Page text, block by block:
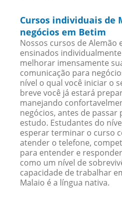
Cursos individuais de
negócios em Betim
Nossos cursos de Alemão
ensinados
melhorar imensamente
comunicação para
nível o qual você iniciar o
breve você já estará
manejando
negócios, antes de passar
estudo. Estudantes do
esperar terminar o curso
atender o telefone,
para entender e
como um nível de
capacidade de trabalhar
Malaio é a língua nativa.